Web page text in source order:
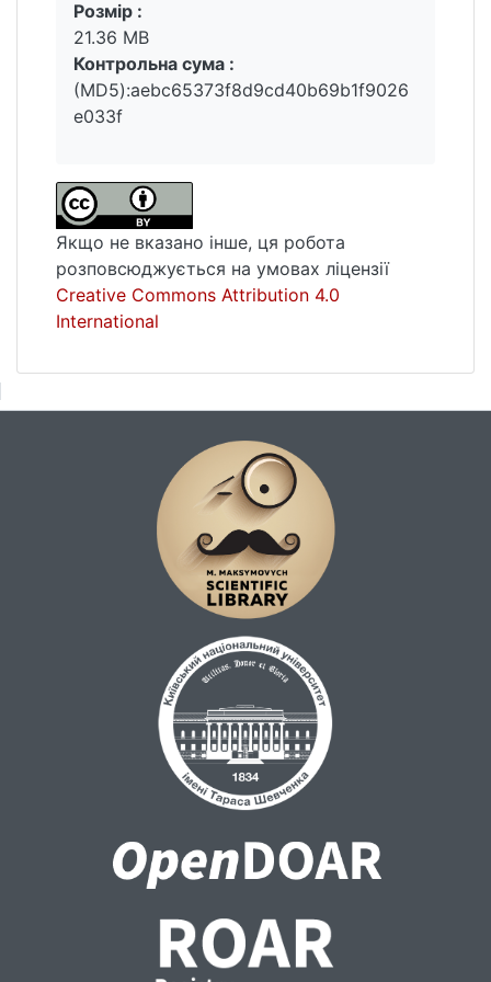
Розмір :
21.36 MB
Контрольна сума :
(MD5):aebc65373f8d9cd40b69b1f9026
e033f
Якщо не вказано інше, ця робота
розповсюджується на умовах ліцензії
Creative Commons Attribution 4.0
International